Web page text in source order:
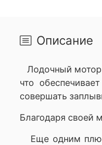
Описание
Лодочный мотор
что
совершать
Благодаря своей
Еще одним